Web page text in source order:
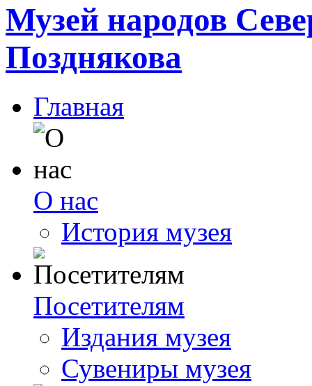
Музей народов
Позднякова
Главная
О нас
История музея
Посетителям
Издания музея
Сувениры музея